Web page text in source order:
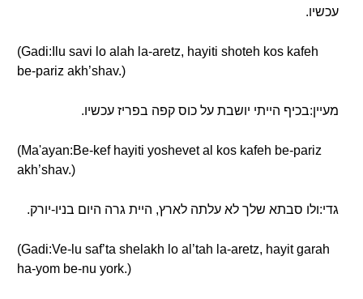
עכשיו.
(Gadi:Ilu savi lo alah la-aretz, hayiti shoteh kos kafeh
be-pariz akh’shav.)
מעיין:בכיף הייתי יושבת על כוס קפה בפריז עכשיו.
(Ma'ayan:Be-kef hayiti yoshevet al kos kafeh be-pariz
akh’shav.)
גדי:ולו סבתא שלך לא עלתה לארץ, היית גרה היום בניו-יורק.
(Gadi:Ve-lu saf’ta shelakh lo al’tah la-aretz, hayit garah
ha-yom be-nu york.)